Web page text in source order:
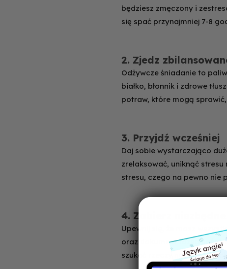
będziesz zmęczony i
się spać przynajmniej 7-8
2. Zjedz
Odżywcze śniadanie to
białko, błonnik i zdrowe
potraw, które mogą
3. Przyjdź wcześniej
Daj sobie wystarczająco
zrelaksować, uniknąć
stresu, czego na pewno nie
4. Zabierz niezbędne
Upewnij się, że masz
oraz dokument tożsamości
szukać rzeczy na ostatnią